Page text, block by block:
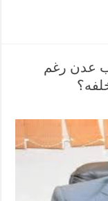
عدن رغم